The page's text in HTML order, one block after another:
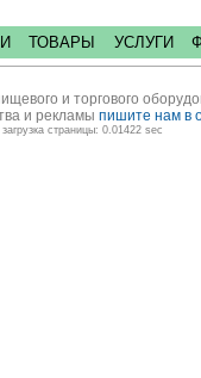
ТОВАРЫ УСЛУГИ
и торгового
и рекламы пишите нам в
загрузка страницы: 0.01422 sec